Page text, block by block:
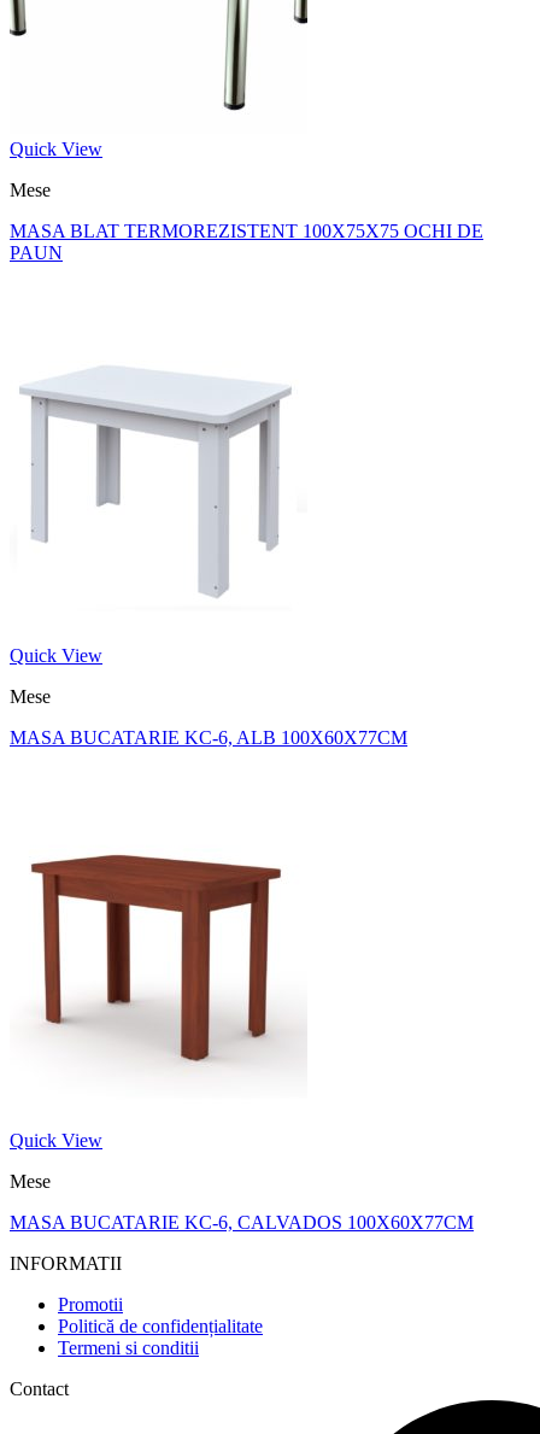
Quick View
Mese
MASA BLAT TERMOREZISTENT 100X75X75 OCHI DE
PAUN
Quick View
Mese
MASA BUCATARIE KC-6, ALB 100X60X77CM
Quick View
Mese
MASA BUCATARIE KC-6, CALVADOS 100X60X77CM
INFORMATII
Promotii
Politică de confidențialitate
Termeni si conditii
Contact